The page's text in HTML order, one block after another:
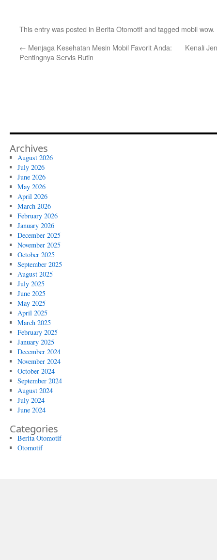
This entry was posted in Berita Otomotifand tagged mobil wow.
← Menjaga Kesehatan Mesin Mobil Favorit Anda:
Pentingnya Servis Rutin
Kenali
Archives
August 2026
July 2026
June 2026
May 2026
April 2026
March 2026
February 2026
January 2026
December 2025
November 2025
October 2025
September 2025
August 2025
July 2025
June 2025
May 2025
April 2025
March 2025
February 2025
January 2025
December 2024
November 2024
October 2024
September 2024
August 2024
July 2024
June 2024
Categories
Berita Otomotif
Otomotif